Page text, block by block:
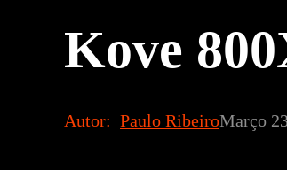
Kove
Autor: Paulo RibeiroMarço